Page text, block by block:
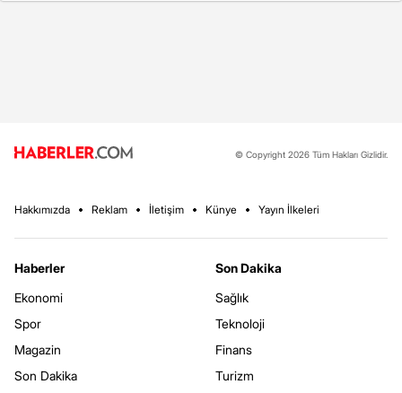
© Copyright 2026 Tüm Hakları Gizlidir.
Hakkımızda Reklam İletişim Künye Yayın İlkeleri
Haberler
Ekonomi
Spor
Magazin
Son Dakika
Son Dakika
Sağlık
Teknoloji
Finans
Turizm